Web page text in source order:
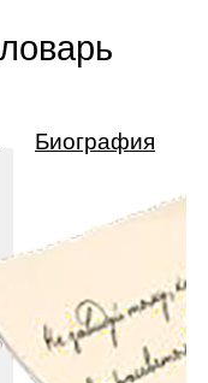
Биография